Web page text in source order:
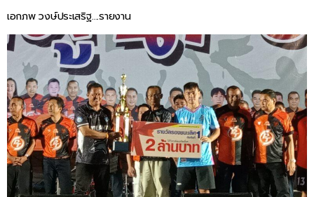
เอกภพ วงษ์ประเสริฐ….รายงาน